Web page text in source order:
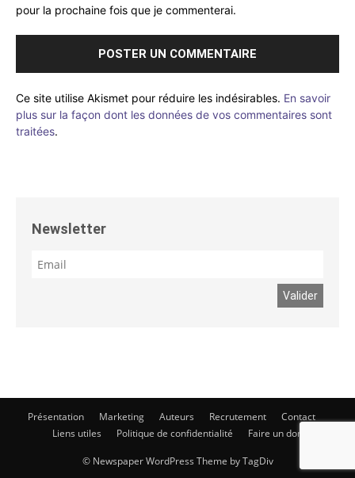
pour la prochaine fois que je commenterai.
Ce site utilise Akismet pour réduire les indésirables. En savoir
plus sur la façon dont les données de vos commentaires sont
traitées.
Newsletter
Présentation Marketing Auteurs Recrutement
Contact
Liens utiles
Politique de confidentialité Faire un don
© Newspaper WordPress Theme by TagDiv